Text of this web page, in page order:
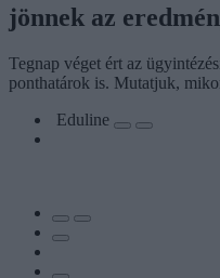
jönnek az
Tegnap véget ért az
ponthatárok is. Mutatjuk,
Eduline